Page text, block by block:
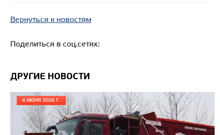
Колесная формула
Узнать цену
Вернуться к новостям
Поделиться в соц.сетях:
ДРУГИЕ НОВОСТИ
4 ИЮНЯ 2026 Г.